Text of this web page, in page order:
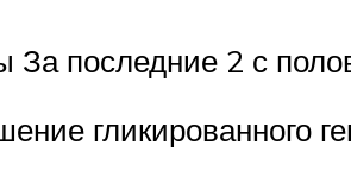
За последние 2 с
гликированного